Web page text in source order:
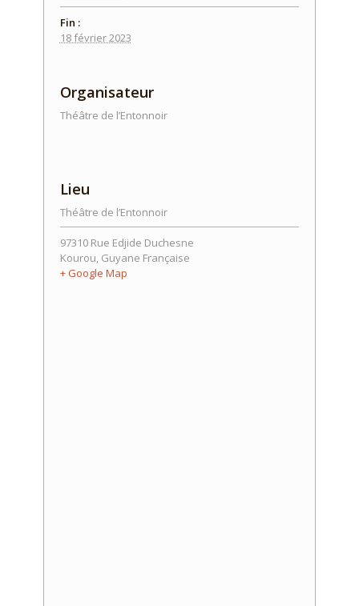
Fin :
18 février 2023
Organisateur
Théâtre de l’Entonnoir
Lieu
Théâtre de l’Entonnoir
97310 Rue Edjide Duchesne
Kourou, Guyane Française
+ Google Map